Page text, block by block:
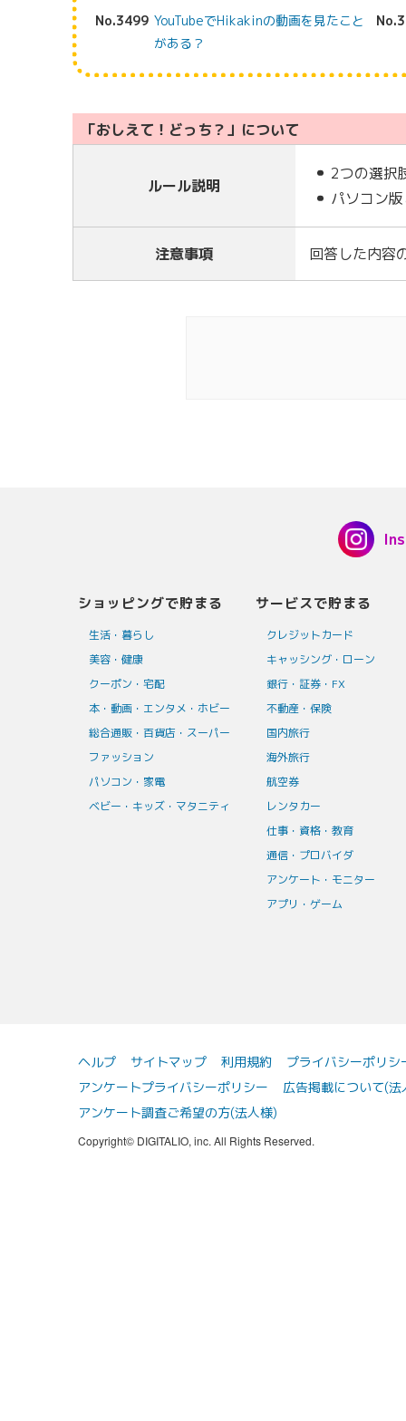
No.3499 YouTubeでHikakinの動画を見たこと
がある？
「おしえて！どっち？」について
ルール説明
2つの選択
パソコン
注意事項 回答した内容
ショッピングで貯まる
生活・暮らし
美容・健康
クーポン・宅配
本・動画・エンタメ・ホビー
総合通販・百貨店・スーパー
ファッション
パソコン・家電
ベビー・キッズ・マタニティ
サービスで貯まる
クレジットカード
キャッシング・ローン
銀行・証券・FX
不動産・保険
国内旅行
海外旅行
航空券
レンタカー
仕事・資格・教育
通信・プロバイダ
アンケート・モニター
アプリ・ゲーム
ヘルプ サイトマップ 利用規約
プライバシーポリシ
アンケートプライバシーポリシー
広告掲載について(法
アンケート調査ご希望の方(法人様)
Copyright© DIGITALIO, inc. All Rights Reserved.